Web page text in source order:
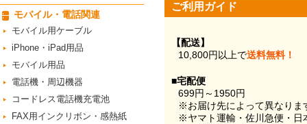
モバイル・電話関連
モバイル用ケーブル
iPhone・iPad用品
モバイル用品
電話機・周辺機器
コードレス電話機充電池
FAX用インクリボン・感熱紙
ご利用ガイド
【配送】
10,800円以上で送料無料！
■宅配便
699円～1950円
※お届け先によって異なりま
※ヤマト運輸・佐川急便・日